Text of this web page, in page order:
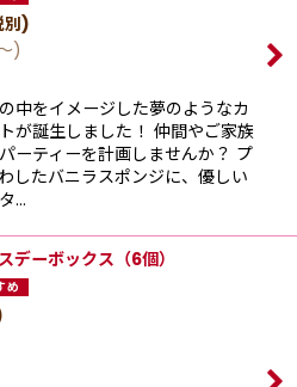
別)
)
中をイメージした夢のようなカ
が誕生しました！ 仲間やご家族
ーティーを計画しませんか？ プ
したバニラスポンジに、優しい
…
デーボックス（6個）